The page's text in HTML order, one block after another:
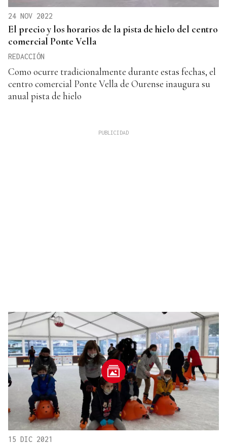
24 NOV 2022
El precio y los horarios de la pista de hielo del centro
comercial Ponte Vella
REDACCIÓN
Como ocurre tradicionalmente durante estas fechas, el
centro comercial Ponte Vella de Ourense inaugura su
anual pista de hielo
15 DIC 2021